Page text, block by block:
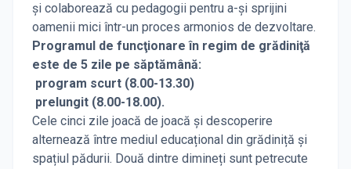
și colaborează cu pedagogii pentru a-și sprijini
oamenii mici într-un proces armonios de dezvoltare.
Programul de funcţionare în regim de grădiniţă
este de 5 zile pe săptămână:
program scurt (8.00-13.30)
prelungit (8.00-18.00).
Cele cinci zile joacă de joacă și descoperire
alternează între mediul educațional din grădiniță și
spațiul pădurii. Două dintre dimineți sunt petrecute